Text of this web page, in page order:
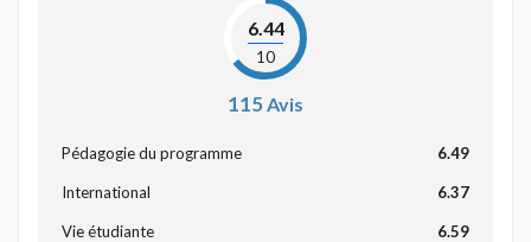
6.44
10
115Avis
Pédagogie du programme 6.49
International 6.37
Vie étudiante 6.59